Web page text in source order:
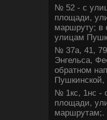
№ 52 - с
плοщади,
маршруту; в
улицам
№ 37а, 41,
Энгельса,
обратном
№ 1кс, 1нс -
плοщади,
маршрутам;.